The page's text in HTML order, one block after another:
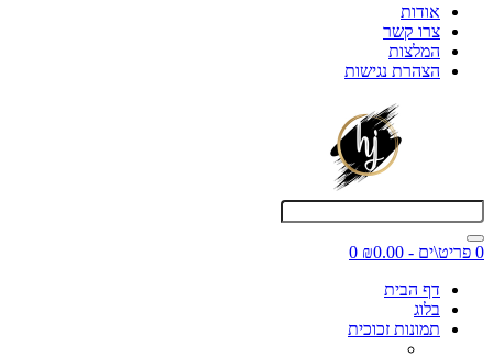
אודות
צרו קשר
המלצות
הצהרת נגישות
0 פריט\ים - ₪0.00
0
דף הבית
בלוג
תמונות זכוכית